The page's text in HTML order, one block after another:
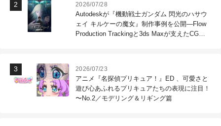
2026/07/28
Autodeskが『機動戦士ガンダム 閃光のハサウ
ェイ キルケーの魔女』制作事例を公開―Flow
Production Trackingと3ds Maxが支えたCG制
2026/07/23
アニメ『名探偵プリキュア！』ED 、可愛さと
遊び心あふれるプリキュアたちの表現に注目！
〜No.2／モデリング＆リギング篇